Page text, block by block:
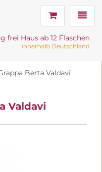
frei Haus ab 12 Flaschen
innerhalb Deutschland
Berta Valdavi
Valdavi